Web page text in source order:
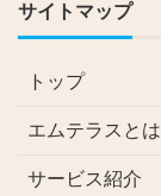
サイトマップ
トップ
エムテラスとは
サービス紹介